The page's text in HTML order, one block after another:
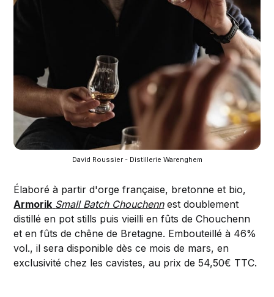
David Roussier - Distillerie Warenghem
Élaboré à partir d'orge française, bretonne et bio,
Armorik Small Batch Chouchennest doublement
distillé en pot stills puis vieilli en fûts de Chouchenn
et en fûts de chêne de Bretagne. Embouteillé à 46%
vol., il sera disponible dès ce mois de mars, en
exclusivité chez les cavistes, au prix de 54,50€ TTC.